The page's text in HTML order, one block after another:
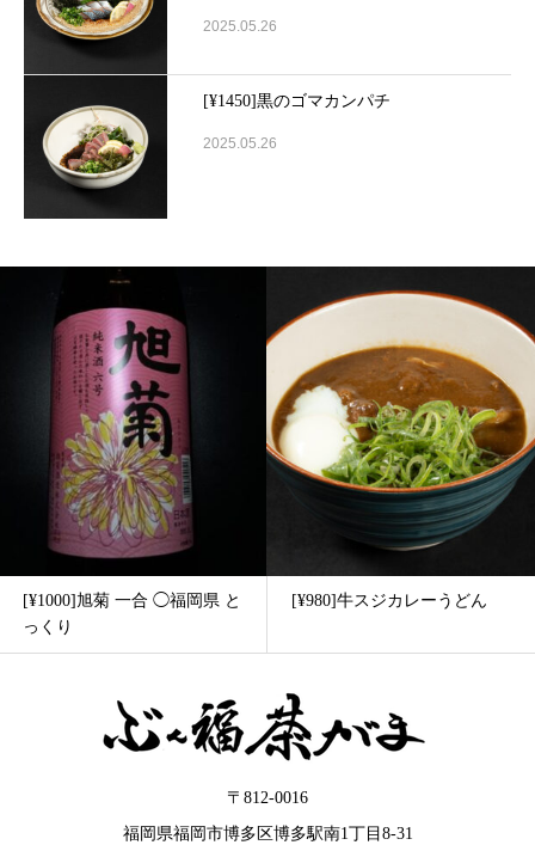
2025.05.26
[¥1450]黒のゴマカンパチ
2025.05.26
[¥1000]旭菊 一合 ◯福岡県 と
っくり
[¥980]牛スジカレーうどん
〒812-0016
福岡県福岡市博多区博多駅南1丁目8-31